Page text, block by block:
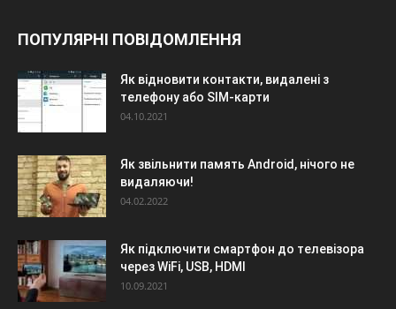
ПОПУЛЯРНІ ПОВІДОМЛЕННЯ
Як відновити контакти, видалені з
телефону або SIM-карти
04.10.2021
Як звільнити память Android, нічого не
видаляючи!
04.02.2022
Як підключити смартфон до телевізора
через WiFi, USB, HDMI
10.09.2021